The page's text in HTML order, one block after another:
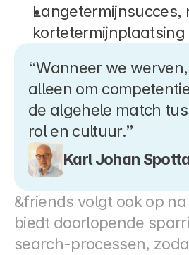
Langetermijnsucces,
kortetermijnplaatsing
“Wanneer we
alleen om
de algehele match
rol en cultuur.”
Karl Johan
&friends volgt ook op
biedt doorlopende
search-processen,